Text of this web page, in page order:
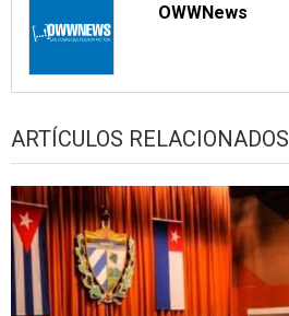
OWWNews
ARTÍCULOS RELACIONADOS